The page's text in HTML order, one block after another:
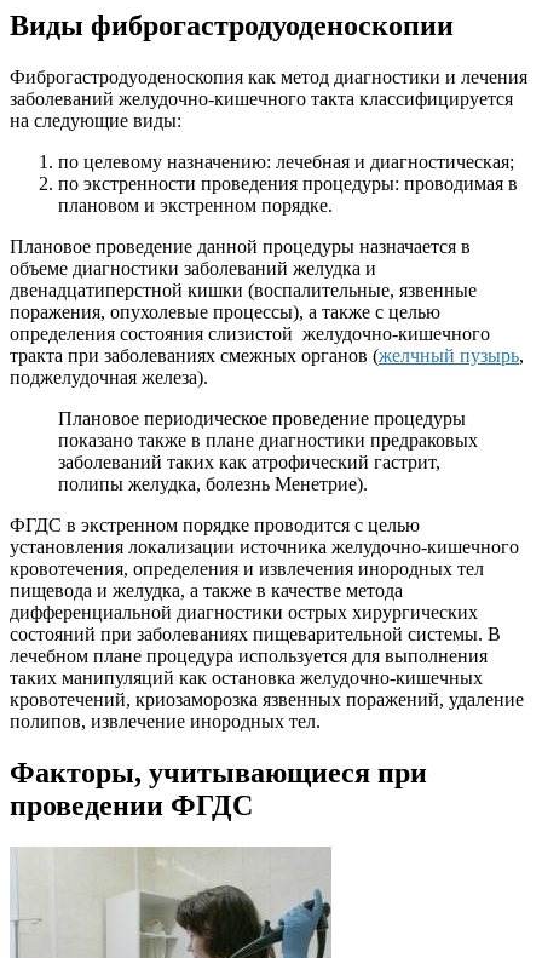
Виды фиброгастродуоденоскопии
Фиброгастродуоденоскопия как метод диагностики и лечения
заболеваний желудочно-кишечного такта классифицируется
на следующие виды:
по целевому назначению: лечебная и диагностическая;
по экстренности проведения процедуры: проводимая в
плановом и экстренном порядке.
Плановое проведение данной процедуры назначается в
объеме диагностики заболеваний желудка и
двенадцатиперстной кишки (воспалительные, язвенные
поражения, опухолевые процессы), а также с целью
определения состояния слизистой желудочно-кишечного
тракта при заболеваниях смежных органов (желчный пузырь,
поджелудочная железа).
Плановое периодическое проведение процедуры
показано также в плане диагностики предраковых
заболеваний таких как атрофический гастрит,
полипы желудка, болезнь Менетрие).
ФГДС в экстренном порядке проводится с целью
установления локализации источника желудочно-кишечного
кровотечения, определения и извлечения инородных тел
пищевода и желудка, а также в качестве метода
дифференциальной диагностики острых хирургических
состояний при заболеваниях пищеварительной системы. В
лечебном плане процедура используется для выполнения
таких манипуляций как остановка желудочно-кишечных
кровотечений, криозаморозка язвенных поражений, удаление
полипов, извлечение инородных тел.
Факторы, учитывающиеся при
проведении ФГДС